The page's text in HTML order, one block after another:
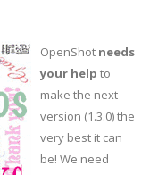
OpenShot needs
your help to
make the next
version (1.3.0) the
very best it can
be! We need